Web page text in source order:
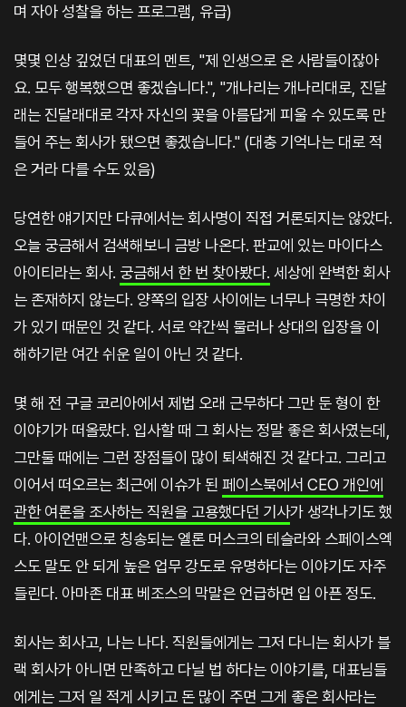
며 자아 성찰을 하는 프로그램, 유급)
몇몇 인상 깊었던 대표의 멘트, "제 인생으로 온 사람들이잖아
요. 모두 행복했으면 좋겠습니다.", "개나리는 개나리대로, 진달
래는 진달래대로 각자 자신의 꽃을 아름답게 피울 수 있도록 만
들어 주는 회사가 됐으면 좋겠습니다." (대충 기억나는 대로 적
은 거라 다를 수도 있음)
당연한 얘기지만 다큐에서는 회사명이 직접 거론되지는 않았다.
오늘 궁금해서 검색해보니 금방 나온다. 판교에 있는 마이다스
아이티라는 회사. 궁금해서 한 번 찾아봤다. 세상에 완벽한 회사
는 존재하지 않는다. 양쪽의 입장 사이에는 너무나 극명한 차이
가 있기 때문인 것 같다. 서로 약간씩 물러나 상대의 입장을 이
해하기란 여간 쉬운 일이 아닌 것 같다.
몇 해 전 구글 코리아에서 제법 오래 근무하다 그만 둔 형이 한
이야기가 떠올랐다. 입사할 때 그 회사는 정말 좋은 회사였는데,
그만둘 때에는 그런 장점들이 많이 퇴색해진 것 같다고. 그리고
이어서 떠오르는 최근에 이슈가 된 페이스북에서 CEO 개인에
관한 여론을 조사하는 직원을 고용했다던 기사가 생각나기도 했
다. 아이언맨으로 칭송되는 엘론 머스크의 테슬라와 스페이스엑
스도 말도 안 되게 높은 업무 강도로 유명하다는 이야기도 자주
들린다. 아마존 대표 베조스의 막말은 언급하면 입 아픈 정도.
회사는 회사고, 나는 나다. 직원들에게는 그저 다니는 회사가 블
랙 회사가 아니면 만족하고 다닐 법 하다는 이야기를, 대표님들
에게는 그저 일 적게 시키고 돈 많이 주면 그게 좋은 회사라는